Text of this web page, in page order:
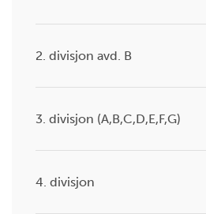
2. divisjon avd. B
3. divisjon (A,B,C,D,E,F,G)
4. divisjon